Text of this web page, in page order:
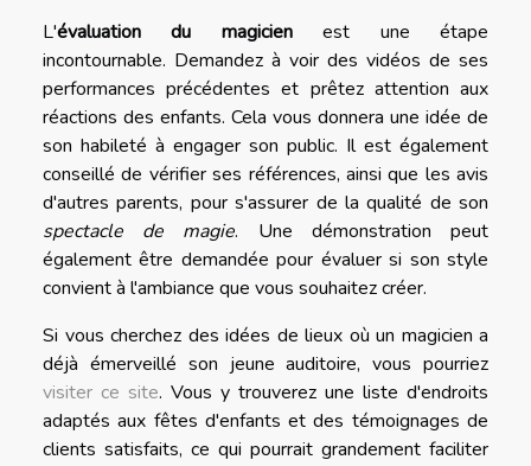
L'évaluation du magicienest une étape
incontournable. Demandez à voir des vidéos de ses
performances précédentes et prêtez attention aux
réactions des enfants. Cela vous donnera une idée de
son habileté à engager son public. Il est également
conseillé de vérifier ses références, ainsi que les avis
d'autres parents, pour s'assurer de la qualité de son
spectacle de magie. Une démonstration peut
également être demandée pour évaluer si son style
convient à l'ambiance que vous souhaitez créer.
Si vous cherchez des idées de lieux où un magicien a
déjà émerveillé son jeune auditoire, vous pourriez
visiter ce site. Vous y trouverez une liste d'endroits
adaptés aux fêtes d'enfants et des témoignages de
clients satisfaits, ce qui pourrait grandement faciliter